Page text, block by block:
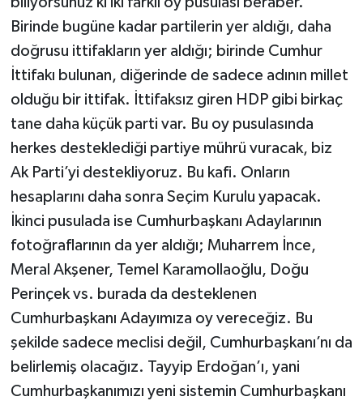
Birinde bugüne kadar partilerin yer aldığı, daha
doğrusu ittifakların yer aldığı; birinde Cumhur
İttifakı bulunan, diğerinde de sadece adının millet
olduğu bir ittifak. İttifaksız giren HDP gibi birkaç
tane daha küçük parti var. Bu oy pusulasında
herkes desteklediği partiye mührü vuracak, biz
Ak Parti’yi destekliyoruz. Bu kafi. Onların
hesaplarını daha sonra Seçim Kurulu yapacak.
İkinci pusulada ise Cumhurbaşkanı Adaylarının
fotoğraflarının da yer aldığı; Muharrem İnce,
Meral Akşener, Temel Karamollaoğlu, Doğu
Perinçek vs. burada da desteklenen
Cumhurbaşkanı Adayımıza oy vereceğiz. Bu
şekilde sadece meclisi değil, Cumhurbaşkanı’nı da
belirlemiş olacağız. Tayyip Erdoğan’ı, yani
Cumhurbaşkanımızı yeni sistemin Cumhurbaşkanı